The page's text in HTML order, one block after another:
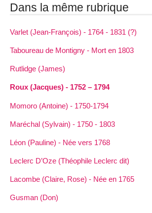
Dans la même rubrique
Varlet (Jean-François) - 1764 - 1831 (?)
Taboureau de Montigny - Mort en 1803
Rutlidge (James)
Roux (Jacques) - 1752 – 1794
Momoro (Antoine) - 1750-1794
Maréchal (Sylvain) - 1750 - 1803
Léon (Pauline) - Née vers 1768
Leclerc D’Oze (Théophile Leclerc dit)
Lacombe (Claire, Rose) - Née en 1765
Gusman (Don)